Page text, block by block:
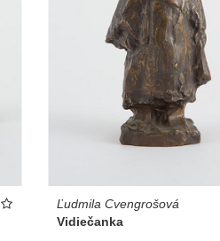
Ľudmila Cvengrošová
Vidiečanka